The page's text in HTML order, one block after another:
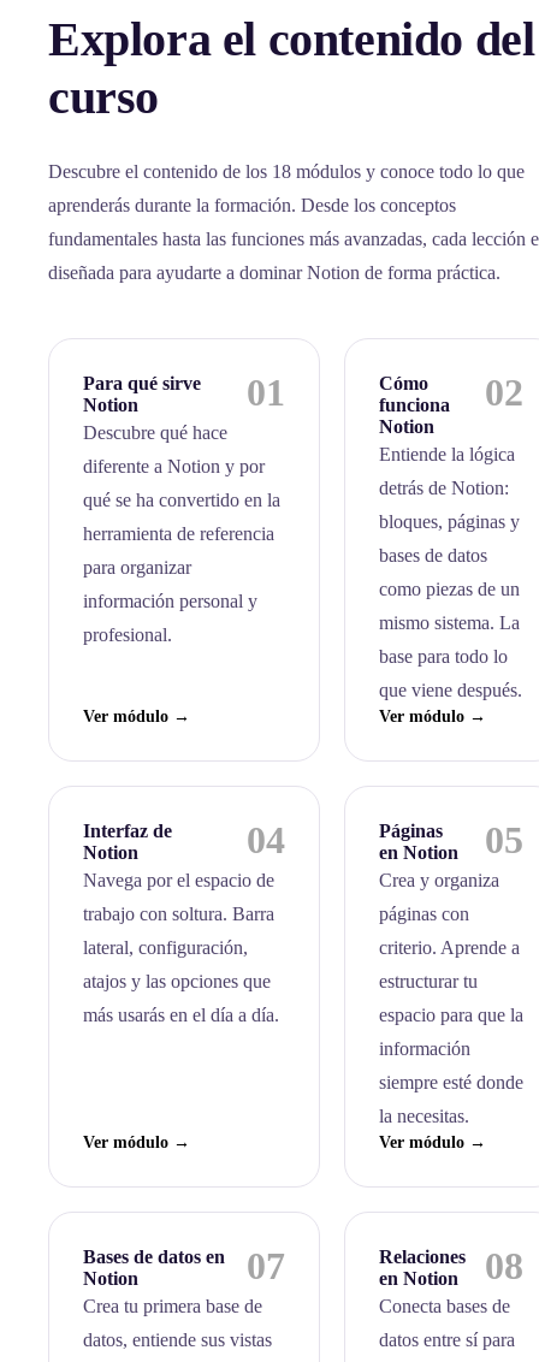
Explora el contenido del
curso
Descubre el contenido de los 18 módulos y conoce todo lo que
aprenderás durante la formación. Desde los conceptos
fundamentales hasta las funciones más avanzadas, cada lección
diseñada para ayudarte a dominar Notion de forma práctica.
Para qué sirve
Notion
01
Descubre qué hace
diferente a Notion y por
qué se ha convertido en la
herramienta de referencia
para organizar
información personal y
profesional.
Ver módulo →
Cómo
funciona
Notion
02
Entiende la lógica
detrás de Notion:
bloques, páginas y
bases de datos
como piezas de un
mismo sistema. La
base para todo lo
que viene después.
Ver módulo →
Interfaz de
Notion
04
Navega por el espacio de
trabajo con soltura. Barra
lateral, configuración,
atajos y las opciones que
más usarás en el día a día.
Ver módulo →
Páginas
en Notion
05
Crea y organiza
páginas con
criterio. Aprende a
estructurar tu
espacio para que la
información
siempre esté donde
la necesitas.
Ver módulo →
Bases de datos en
Notion
07
Crea tu primera base de
datos, entiende sus vistas
Relaciones
en Notion
08
Conecta bases de
datos entre sí para